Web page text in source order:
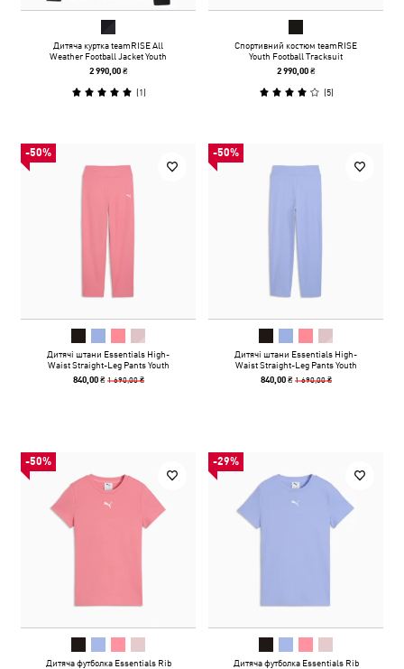
Дитяча куртка teamRISE All
Weather Football Jacket Youth
2 990,00 ₴
(1)
Спортивний костюм teamRISE
Youth Football Tracksuit
2 990,00 ₴
(5)
-50%
Дитячі штани Essentials High-
Waist Straight-Leg Pants Youth
840,00 ₴ 1 690,00 ₴
-50%
Дитячі штани Essentials High-
Waist Straight-Leg Pants Youth
840,00 ₴ 1 690,00 ₴
-50%
Дитяча футболка Essentials Rib
-29%
Дитяча футболка Essentials Rib